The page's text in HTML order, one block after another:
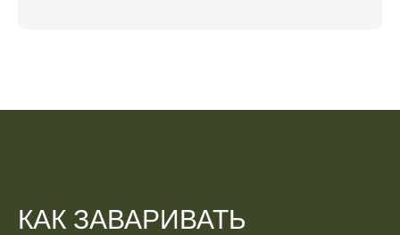
КАК ЗАВАРИВАТЬ